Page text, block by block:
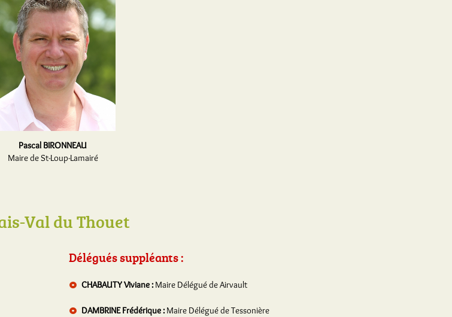
Pascal BIRONNEAU
Maire de St-Loup-Lamairé
Val du Thouet
Délégués suppléants :
CHABAUTY Viviane :Maire Délégué de Airvault
DAMBRINE Frédérique :Maire Délégué de Tessonière